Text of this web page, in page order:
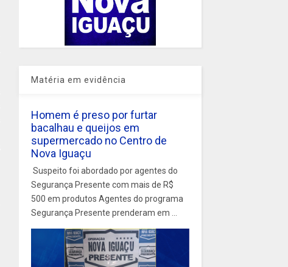
Matéria em evidência
Homem é preso por furtar
bacalhau e queijos em
supermercado no Centro de
Nova Iguaçu
Suspeito foi abordado por agentes do
Segurança Presente com mais de R$
500 em produtos Agentes do programa
Segurança Presente prenderam em ...